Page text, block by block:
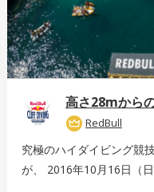
RedBull
究極のハイダイビング競
が、 2016年10月16日（